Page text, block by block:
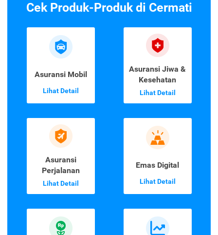
Cek Produk-Produk di Cermati
Asuransi Mobil
Lihat Detail
Asuransi Jiwa &
Kesehatan
Lihat Detail
Asuransi
Perjalanan
Lihat Detail
Emas Digital
Lihat Detail